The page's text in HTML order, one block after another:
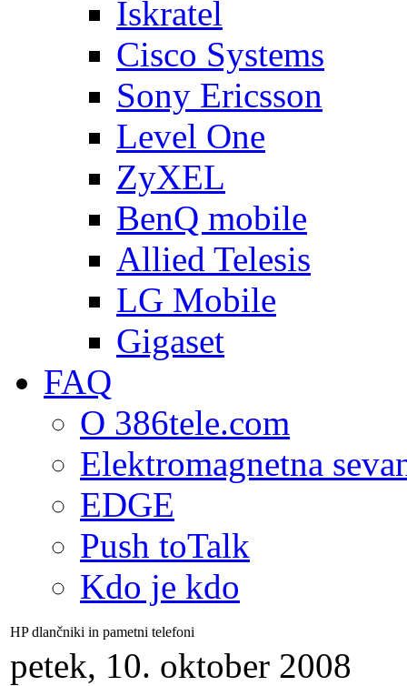
Iskratel
Cisco Systems
Sony Ericsson
Level One
ZyXEL
BenQ mobile
Allied Telesis
LG Mobile
Gigaset
FAQ
O 386tele.com
Elektromagnetna
EDGE
Push toTalk
Kdo je kdo
HP dlančniki in pametni telefoni
petek, 10. oktober 2008